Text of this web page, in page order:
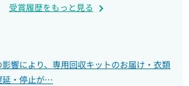
受賞履歴をもっと見る
響により、専用回収キットのお届け・衣類
延・停止が…